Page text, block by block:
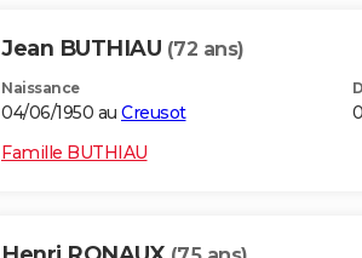
Jean BUTHIAU (72 ans)
Naissance
04/06/1950 au Creusot
Famille BUTHIAU